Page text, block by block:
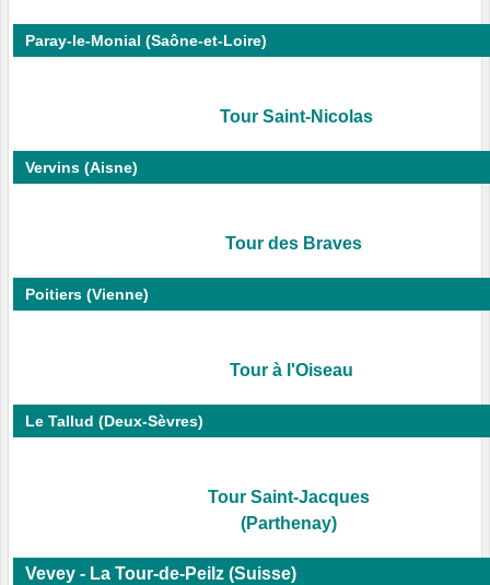
Paray-le-Monial (Saône-et-Loire)
Tour Saint-Nicolas
Vervins (Aisne)
Tour des Braves
Poitiers (Vienne)
Tour à l'Oiseau
Le Tallud (Deux-Sèvres)
Tour Saint-Jacques
(Parthenay)
Vevey - La Tour-de-Peilz (Suisse)